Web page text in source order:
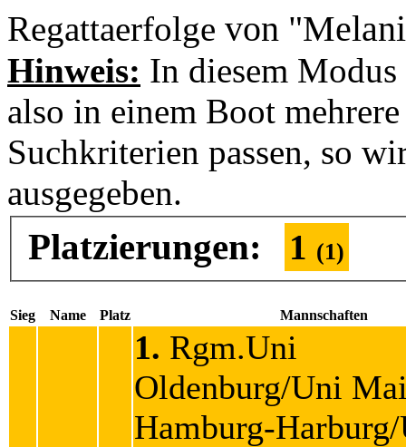
Regattaerfolge von
Hinweis: In diesem
also in einem Boot
Suchkriterien passen, so
ausgegeben.
Platzierungen: 1 (1)
Sieg Name Platz Mannschaften
1. Rgm.Uni
Oldenburg/Uni
Hamburg-